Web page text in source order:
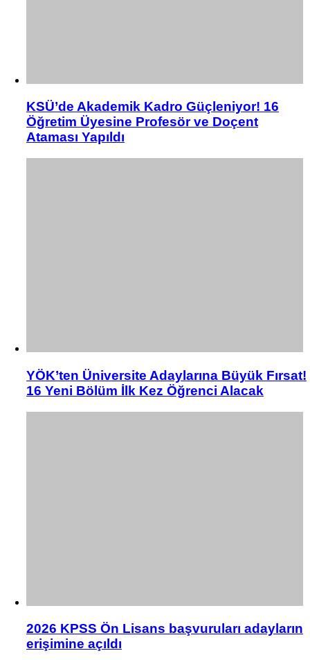
KSÜ’de Akademik Kadro Güçleniyor! 16
Öğretim Üyesine Profesör ve Doçent
Ataması Yapıldı
YÖK’ten Üniversite Adaylarına Büyük Fırsat!
16 Yeni Bölüm İlk Kez Öğrenci Alacak
2026 KPSS Ön Lisans başvuruları adayların
erişimine açıldı